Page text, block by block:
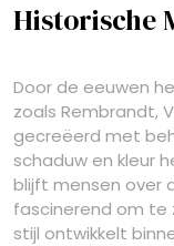
Historische
Door de eeuwen
zoals Rembrandt,
gecreëerd met
schaduw en kleur
blijft mensen over
fascinerend om te
stijl ontwikkelt